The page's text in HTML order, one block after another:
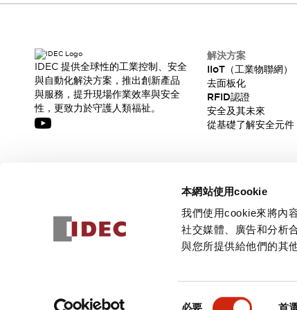
本網站使用cookie
我們使用cookie來將內
社交媒體、廣告和分析
與您所提供給他們的其
必要 首
IDEC 提供全球性的工業控制、安全
與自動化解決方案，推出創新產品
與服務，提升現場作業效率與安全
性，更致力於守護人類福祉。
解決方案
IIoT（工業物聯網）
去面板化
RFID認證
安全及其未來
從基礎了解安全元件
訂閱
隱私權政策使用條款